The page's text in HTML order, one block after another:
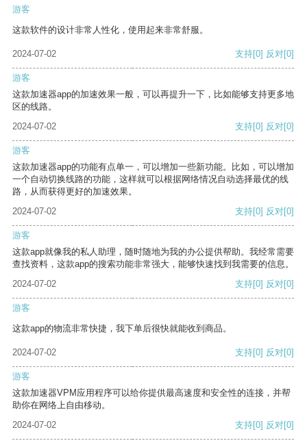
游客
这款软件的设计非常人性化，使用起来非常舒服。
2024-07-02 支持[0] 反对[0]
游客
这款加速器app的加速效果一般，可以再提升一下，比如能够支持更多地
区的线路。
2024-07-02
支持[0] 反对[0]
游客
这款加速器app的功能有点单一，可以增加一些新功能。比如，可以增加
一个自动切换线路的功能，这样就可以根据网络情况自动选择最优的线
路，从而获得更好的加速效果。
2024-07-02
支持[0] 反对[0]
游客
这款app就像我的私人助理，随时随地为我的办公提供帮助。我经常需要
查找资料，这款app的搜索功能非常强大，能够快速找到我需要的信息。
2024-07-02
支持[0] 反对[0]
游客
这款app的物流非常快捷，我下单后很快就能收到商品。
2024-07-02 支持[0] 反对[0]
游客
这款加速器VPM应用程序可以给你提供最高速度和安全性的连接，并帮
助你在网络上自由移动。
2024-07-02
支持[0] 反对[0]